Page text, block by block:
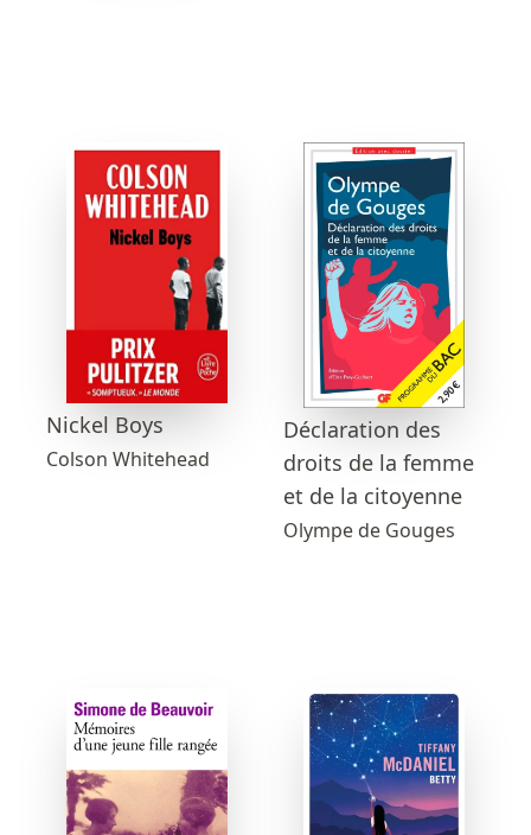
Nickel Boys
Colson Whitehead
Déclaration des
droits de la femme
et de la citoyenne
Olympe de Gouges